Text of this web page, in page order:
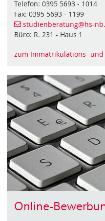
Telefon: 0395 5693 - 1014
Fax: 0395 5693 - 1199
studienberatung@hs-nb
Büro: R. 231 - Haus 1
zum Immatrikulations-
Online-